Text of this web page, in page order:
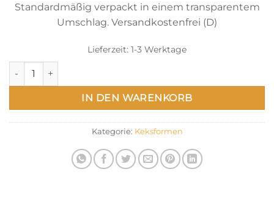
Standardmäßig verpackt in einem transparentem
Umschlag. Versandkostenfrei (D)
Lieferzeit: 1-3 Werktage
Bienen Ausstechform – Biene mit Bienenwabe Menge
IN DEN WARENKORB
Kategorie: Keksformen